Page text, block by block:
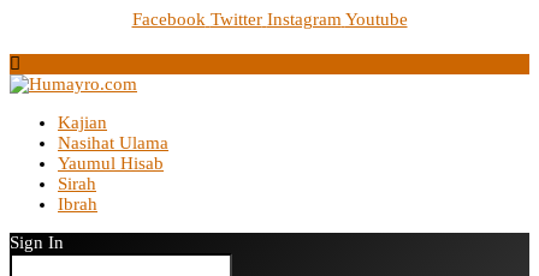
Facebook Twitter Instagram Youtube
Kajian
Nasihat Ulama
Yaumul Hisab
Sirah
Ibrah
Sign In